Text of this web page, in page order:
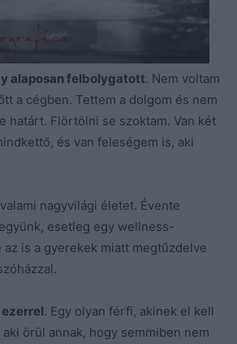
alaposan felbolygatott. Nem voltam
a cégben. Tettem a dolgom és nem
határt. Flörtölni se szoktam. Van két
és van feleségem is, aki
nagyvilági életet. Évente
esetleg egy wellness-
az is a gyerekek miatt megtűzdelve
. Egy olyan férfi, akinek el kell
örül annak, hogy semmiben nem